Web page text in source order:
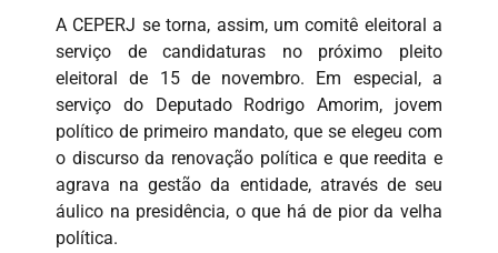
A CEPERJ se torna, assim, um comitê eleitoral a
serviço de candidaturas no próximo pleito
eleitoral de 15 de novembro. Em especial, a
serviço do Deputado Rodrigo Amorim, jovem
político de primeiro mandato, que se elegeu com
o discurso da renovação política e que reedita e
agrava na gestão da entidade, através de seu
áulico na presidência, o que há de pior da velha
política.